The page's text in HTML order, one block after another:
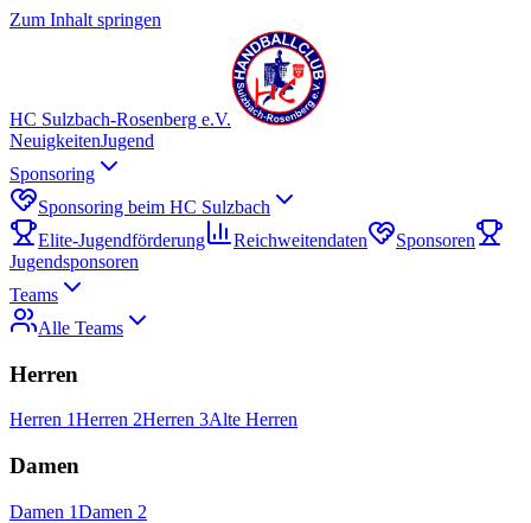
Zum Inhalt springen
HC Sulzbach-Rosenberg e.V.
NeuigkeitenJugend
Sponsoring
Sponsoring beim HC Sulzbach
Elite-Jugendförderung
Reichweitendaten
Sponsoren
Jugendsponsoren
Teams
Alle Teams
Herren
Herren 1Herren 2Herren 3Alte Herren
Damen
Damen 1Damen 2